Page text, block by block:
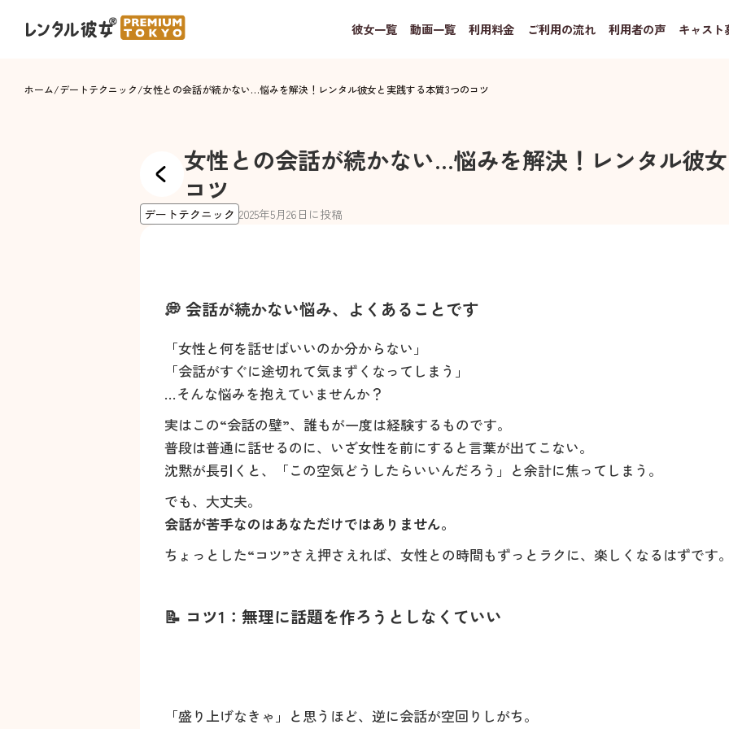
彼女一覧 動画一覧 利用料金 ご利用の流れ 利用者の声 キャスト
ホーム/デートテクニック/女性との会話が続かない…悩みを解決！レンタル彼女と実践する本質3つのコツ
女性との会話が続かない…悩みを解決！レンタル彼
コツ
デートテクニック 2025年5月26 日に投稿
💭 会話が続かない悩み、よくあることです
「女性と何を話せばいいのか分からない」
「会話がすぐに途切れて気まずくなってしまう」
…そんな悩みを抱えていませんか？
実はこの“会話の壁”、誰もが一度は経験するものです。
普段は普通に話せるのに、いざ女性を前にすると言葉が出てこない。
沈黙が長引くと、「この空気どうしたらいいんだろう」と余計に焦ってしまう。
でも、大丈夫。
会話が苦手なのはあなただけではありません。
ちょっとした“コツ”さえ押さえれば、女性との時間もずっとラクに、楽しくなるはずです
📝 コツ1：無理に話題を作ろうとしなくていい
「盛り上げなきゃ」と思うほど、逆に会話が空回りしがち。